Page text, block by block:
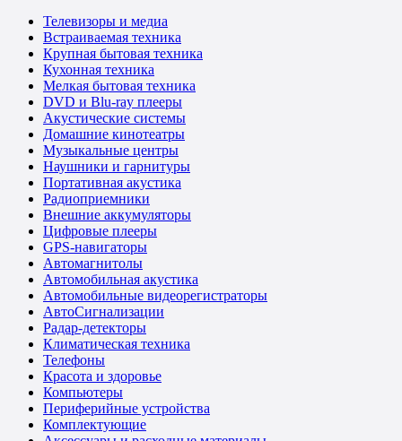
Телевизоры и медиа
Встраиваемая техника
Крупная бытовая техника
Кухонная техника
Мелкая бытовая техника
DVD и Blu-ray плееры
Акустические системы
Домашние кинотеатры
Музыкальные центры
Наушники и гарнитуры
Портативная акустика
Радиоприемники
Внешние аккумуляторы
Цифровые плееры
GPS-навигаторы
Автомагнитолы
Автомобильная акустика
Автомобильные видеорегистраторы
АвтоСигнализации
Радар-детекторы
Климатическая техника
Телефоны
Красота и здоровье
Компьютеры
Периферийные устройства
Комплектующие